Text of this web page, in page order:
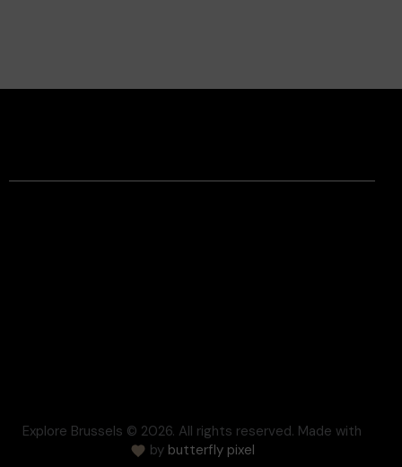
Explore Brussels © 2026. All rights reserved. Made with
by butterfly pixel